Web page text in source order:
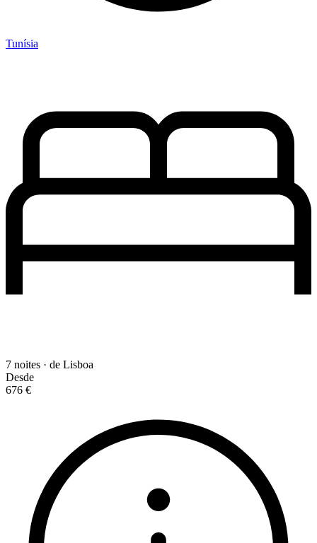
Tunísia
7 noites · de Lisboa
Desde
676 €